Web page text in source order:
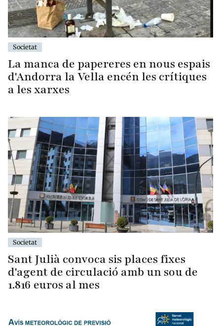
Societat
La manca de papereres en nous espais
d'Andorra la Vella encén les crítiques
a les xarxes
Societat
Sant Julià convoca sis places fixes
d'agent de circulació amb un sou de
1.816 euros al mes